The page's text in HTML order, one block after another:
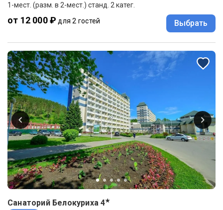
1-мест. (разм. в 2-мест.) станд. 2 катег.
от 12 000 ₽ для 2 гостей Выбрать
Санаторий Белокуриха 4★